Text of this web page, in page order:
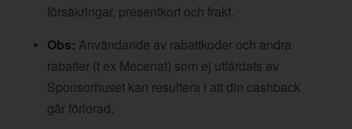
försäkringar, presentkort och frakt.
Obs: Användande av rabattkoder och andra
rabatter (t ex Mecenat) som ej utfärdats av
Sponsorhuset kan resultera i att din cashback
går förlorad.